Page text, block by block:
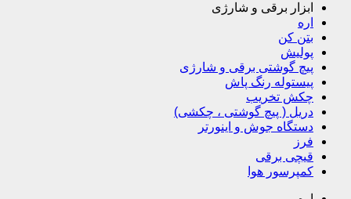
ابزار برقی و شارژی
اره
بتن کن
پولیش
پیچ گوشتی برقی و شارژی
پیستوله رنگ پاش
چکش تخریب
دریل ( پیچ گوشتی ، چکشی)
دستگاه جوش و اینورتر
فرز
قیچی برقی
کمپرسور هوا